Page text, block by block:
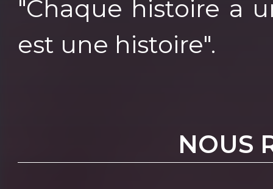
"Chaque histoire a
est une histoire".
NOUS